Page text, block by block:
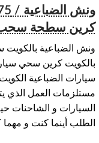
كرين سطحة سحب
ونش الضباعية
بالكويت كرين سحي
سيارات الضباعية
مستلزمات العمل الذي
السيارات و الشاحنات
الطلب أينما كنت و